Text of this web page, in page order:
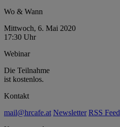
Wo & Wann
Mittwoch, 6. Mai 2020
17:30 Uhr
Webinar
Die Teilnahme
ist kostenlos.
Kontakt
mail@hrcafe.at Newsletter RSS Feed